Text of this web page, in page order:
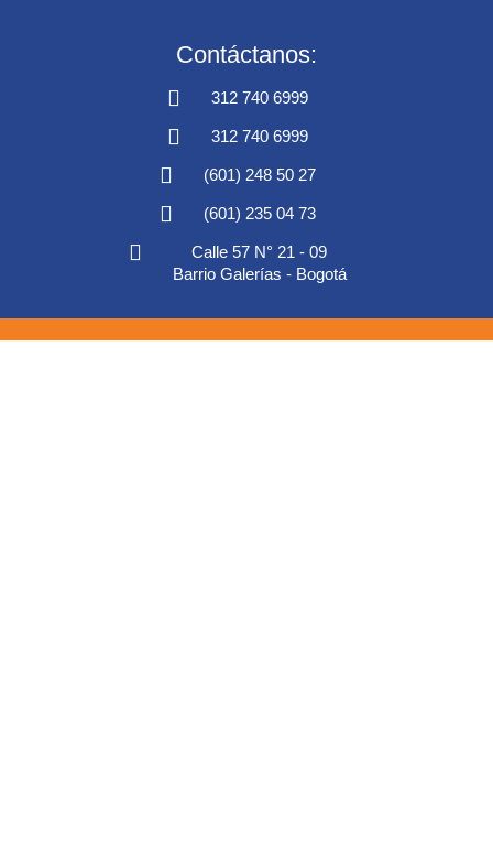
Contáctanos:
312 740 6999
312 740 6999
(601) 248 50 27
(601) 235 04 73
Calle 57 N° 21 - 09
Barrio Galerías - Bogotá